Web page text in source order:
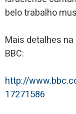
belo trabalho
Mais detalhes
BBC:
http://
17271586